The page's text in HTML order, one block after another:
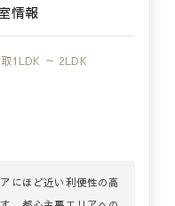
情報
1LDK ～ 2LDK
にほど近い利便性の高